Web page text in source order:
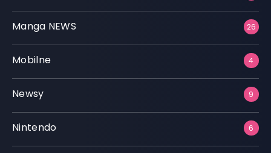
Manga NEWS 26
Mobilne 4
Newsy 9
Nintendo 6